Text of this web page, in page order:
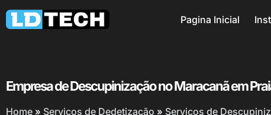
Pagina Inicial
Empresa de Descupinização no Maracanã em
Home » Serviços de Dedetização » Serviços de